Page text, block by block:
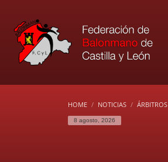
HOME NOTICIAS ÁRBITROS
8 agosto, 2026